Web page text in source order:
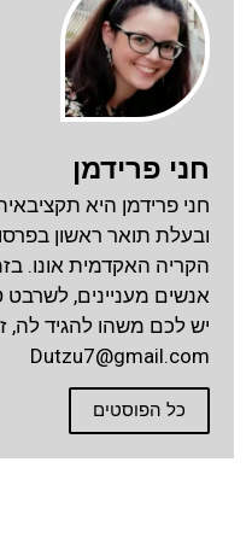
חני פרידמן
חני פרידמן היא
ובעלת תואר ראשון
הקריה האקדמית אונו.
אנשים מעניינים, לשרבט
יש לכם משהו להגיד לה,
Dutzu7@gmail.com
כל הפוסטים